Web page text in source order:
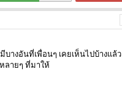
บางอันที่เพื่อนๆ เคยเห็นไปบ้างแล้ว
ลายๆ ที่มาให้